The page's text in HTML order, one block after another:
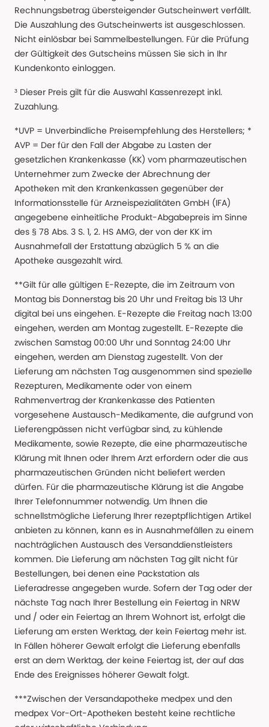
Rechnungsbetrag übersteigender Gutscheinwert verfällt.
Die Auszahlung des Gutscheinwerts ist ausgeschlossen.
Nicht einlösbar bei Sammelbestellungen. Für die Prüfung
der Gültigkeit des Gutscheins müssen Sie sich in Ihr
Kundenkonto einloggen.
³ Dieser Preis gilt für die Auswahl Kassenrezept inkl.
Zuzahlung.
*UVP = Unverbindliche Preisempfehlung des Herstellers; *
AVP = Der für den Fall der Abgabe zu Lasten der
gesetzlichen Krankenkasse (KK) vom pharmazeutischen
Unternehmer zum Zwecke der Abrechnung der
Apotheken mit den Krankenkassen gegenüber der
Informationsstelle für Arzneispezialitäten GmbH (IFA)
angegebene einheitliche Produkt-Abgabepreis im Sinne
des § 78 Abs. 3 S. 1, 2. HS AMG, der von der KK im
Ausnahmefall der Erstattung abzüglich 5 % an die
Apotheke ausgezahlt wird.
**Gilt für alle gültigen E-Rezepte, die im Zeitraum von
Montag bis Donnerstag bis 20 Uhr und Freitag bis 13 Uhr
digital bei uns eingehen. E-Rezepte die Freitag nach 13:00
eingehen, werden am Montag zugestellt. E-Rezepte die
zwischen Samstag 00:00 Uhr und Sonntag 24:00 Uhr
eingehen, werden am Dienstag zugestellt. Von der
Lieferung am nächsten Tag ausgenommen sind spezielle
Rezepturen, Medikamente oder von einem
Rahmenvertrag der Krankenkasse des Patienten
vorgesehene Austausch-Medikamente, die aufgrund von
Lieferengpässen nicht verfügbar sind, zu kühlende
Medikamente, sowie Rezepte, die eine pharmazeutische
Klärung mit Ihnen oder Ihrem Arzt erfordern oder die aus
pharmazeutischen Gründen nicht beliefert werden
dürfen. Für die pharmazeutische Klärung ist die Angabe
Ihrer Telefonnummer notwendig. Um Ihnen die
schnellstmögliche Lieferung Ihrer rezeptpflichtigen Artikel
anbieten zu können, kann es in Ausnahmefällen zu einem
nachträglichen Austausch des Versanddienstleisters
kommen. Die Lieferung am nächsten Tag gilt nicht für
Bestellungen, bei denen eine Packstation als
Lieferadresse angegeben wurde. Sofern der Tag oder der
nächste Tag nach Ihrer Bestellung ein Feiertag in NRW
und / oder ein Feiertag an Ihrem Wohnort ist, erfolgt die
Lieferung am ersten Werktag, der kein Feiertag mehr ist.
In Fällen höherer Gewalt erfolgt die Lieferung ebenfalls
erst an dem Werktag, der keine Feiertag ist, der auf das
Ende des Ereignisses höherer Gewalt folgt.
***Zwischen der Versandapotheke medpex und den
medpex Vor-Ort-Apotheken besteht keine rechtliche